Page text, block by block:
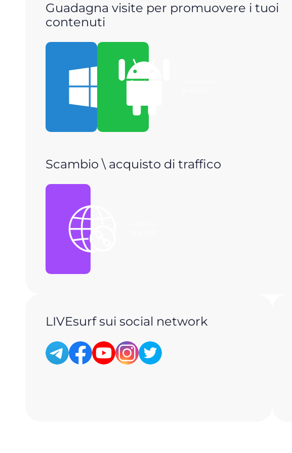
Guadagna visite per promuovere i tuoi
contenuti
Scarica per
Scambio \ acquisto di traffico
LIVEsurf sui social network